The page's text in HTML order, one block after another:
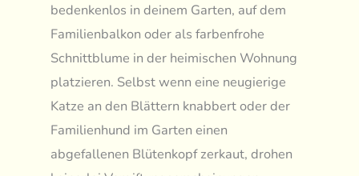
bedenkenlos in deinem Garten, auf dem
Familienbalkon oder als farbenfrohe
Schnittblume in der heimischen Wohnung
platzieren. Selbst wenn eine neugierige
Katze an den Blättern knabbert oder der
Familienhund im Garten einen
abgefallenen Blütenkopf zerkaut, drohen